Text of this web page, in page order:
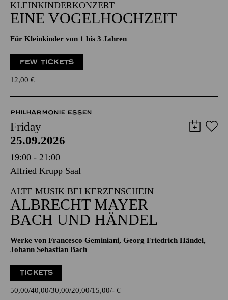
KLEINKINDERKONZERT
EINE VOGELHOCHZEIT
Für Kleinkinder von 1 bis 3 Jahren
FEW TICKETS
12,00 €
PHILHARMONIE ESSEN
Friday
25.09.2026
19:00 - 21:00
Alfried Krupp Saal
ALTE MUSIK BEI KERZENSCHEIN
ALBRECHT MAYER
BACH UND HÄNDEL
Werke von Francesco Geminiani, Georg Friedrich Händel,
Johann Sebastian Bach
TICKETS
50,00 40,00 30,00 20,00 15,00 - €